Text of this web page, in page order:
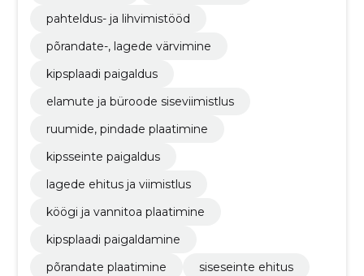
pahteldus- ja lihvimistööd
põrandate-, lagede värvimine
kipsplaadi paigaldus
elamute ja büroode siseviimistlus
ruumide, pindade plaatimine
kipsseinte paigaldus
lagede ehitus ja viimistlus
köögi ja vannitoa plaatimine
kipsplaadi paigaldamine
põrandate plaatimine
siseseinte ehitus